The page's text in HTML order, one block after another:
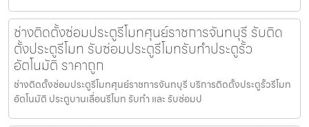
ช่างติดตั้งซ่อมประตูรีโมทศุนย์ราชการจันทบุรี รับติด
ตั้งประตูรีโมท รับซ่อมประตูรีโมทรับทำประตูรั้ว
อัตโนมัติ ราคาถูก
ช่างติดตั้งซ่อมประตูรีโมทศุนย์ราชการจันทบุรี บริการติดตั้งประตูรั้วรีโมท
อัตโนมัติ ประตูบานเลื่อนรีโมท รับทำ และ รับซ่อมป